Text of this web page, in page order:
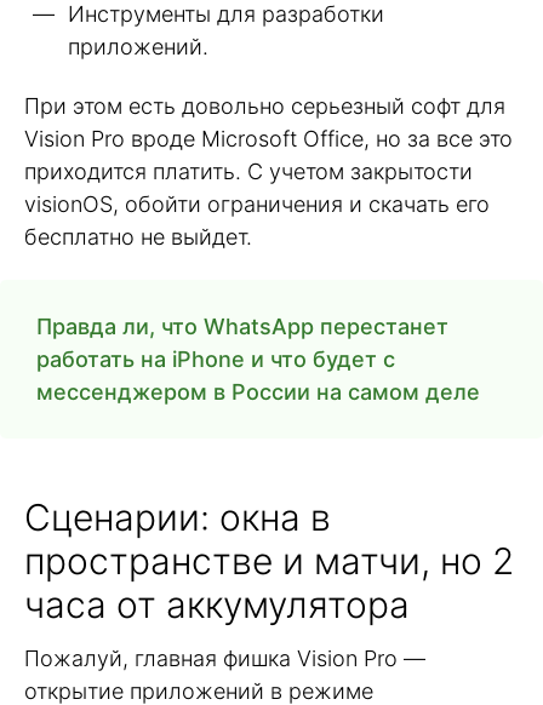
Инструменты для разработки
приложений.
При этом есть довольно серьезный софт для
Vision Pro вроде Microsoft Office, но за все это
приходится платить. С учетом закрытости
visionOS, обойти ограничения и скачать его
бесплатно не выйдет.
Правда ли, что WhatsApp перестанет
работать на iPhone и что будет с
мессенджером в России на самом деле
Сценарии: окна в
пространстве и матчи, но 2
часа от аккумулятора
Пожалуй, главная фишка Vision Pro —
открытие приложений в режиме